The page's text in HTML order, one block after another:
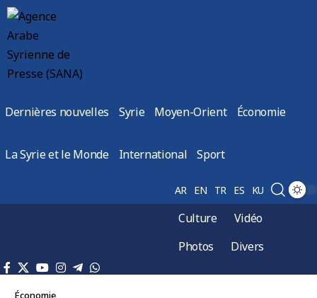
Dernières nouvelles Syrie Moyen-Orient Économie
La Syrie et le Monde International Sport
AR EN TR ES KU
Culture
Vidéo
Photos
Divers
Économie